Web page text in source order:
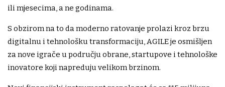
ili mjesecima, a ne godinama.
S obzirom na to da moderno ratovanje prolazi kroz brzu
digitalnu i tehnološku transformaciju, AGILE je osmišljen
za nove igrače u području obrane, startupove i tehnološke
inovatore koji napreduju velikom brzinom.